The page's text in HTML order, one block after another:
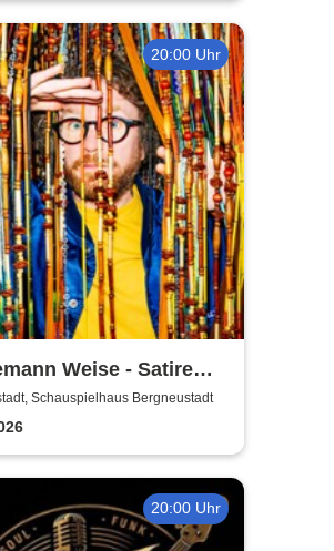
20:00 Uhr
Weise - Satire
ein Zuhause
Schauspielhaus Bergneustadt
20:00 Uhr